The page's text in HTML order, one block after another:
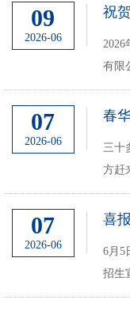
子户
山树
时光
09
2026-06
2026
有限
在深
公司
虹创
记孙
07
2026-06
三十
方赶
穿过
西三
诲，
学记
07
2026-06
6月5
招生
主要